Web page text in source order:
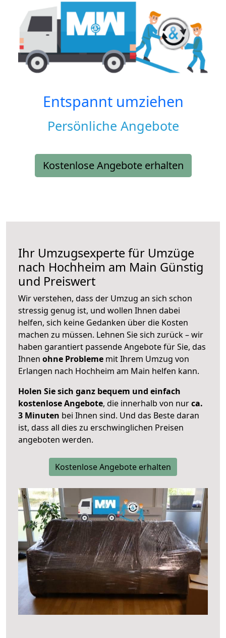
Entspannt umziehen
Persönliche Angebote
Kostenlose Angebote erhalten
Ihr Umzugsexperte für Umzüge
nach Hochheim am Main Günstig
und Preiswert
Wir verstehen, dass der Umzug an sich schon
stressig genug ist, und wollen Ihnen dabei
helfen, sich keine Gedanken über die Kosten
machen zu müssen. Lehnen Sie sich zurück – wir
haben garantiert passende Angebote für Sie, das
Ihnen ohne Probleme mit Ihrem Umzug von
Erlangen nach Hochheim am Main helfen kann.
Holen Sie sich ganz bequem und einfach
kostenlose Angebote, die innerhalb von nurca.
3 Minuten bei Ihnen sind. Und das Beste daran
ist, dass all dies zu erschwinglichen Preisen
angeboten werden.
Kostenlose Angebote erhalten